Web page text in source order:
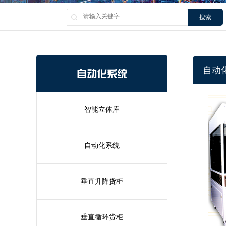
搜索
自动化系统
智能立体库
自动化系统
垂直升降货柜
垂直循环货柜
自动